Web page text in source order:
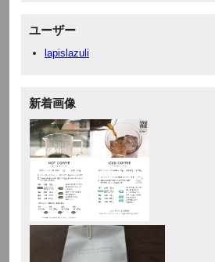
ユーザー
lapislazuli
新着画像